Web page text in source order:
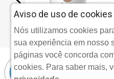
Aviso de uso de cookies
Nós utilizamos cookies
sua experiência em nosso
páginas você concorda
cookies. Para saber mais,